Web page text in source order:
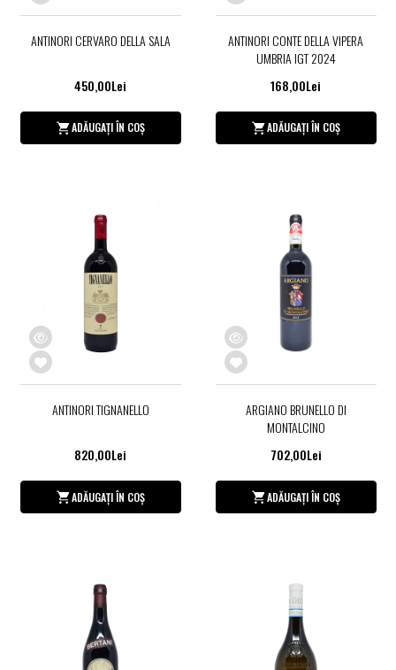
ANTINORI CERVARO DELLA SALA
450,00Lei
ADĂUGAȚI ÎN COȘ
ANTINORI CONTE DELLA VIPERA
UMBRIA IGT 2024
168,00Lei
ADĂUGAȚI ÎN COȘ
ANTINORI TIGNANELLO
820,00Lei
ADĂUGAȚI ÎN COȘ
ARGIANO BRUNELLO DI
MONTALCINO
702,00Lei
ADĂUGAȚI ÎN COȘ